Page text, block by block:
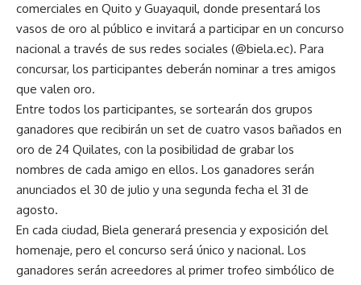
comerciales en Quito y Guayaquil, donde presentará los
vasos de oro al público e invitará a participar en un concurso
nacional a través de sus redes sociales (@biela.ec). Para
concursar, los participantes deberán nominar a tres amigos
que valen oro.
Entre todos los participantes, se sortearán dos grupos
ganadores que recibirán un set de cuatro vasos bañados en
oro de 24 Quilates, con la posibilidad de grabar los
nombres de cada amigo en ellos. Los ganadores serán
anunciados el 30 de julio y una segunda fecha el 31 de
agosto.
En cada ciudad, Biela generará presencia y exposición del
homenaje, pero el concurso será único y nacional. Los
ganadores serán acreedores al primer trofeo simbólico de